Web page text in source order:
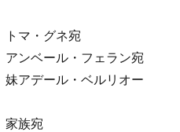
トマ・グネ宛
アンベール・フェラン宛
妹アデール・ベルリオー
家族宛